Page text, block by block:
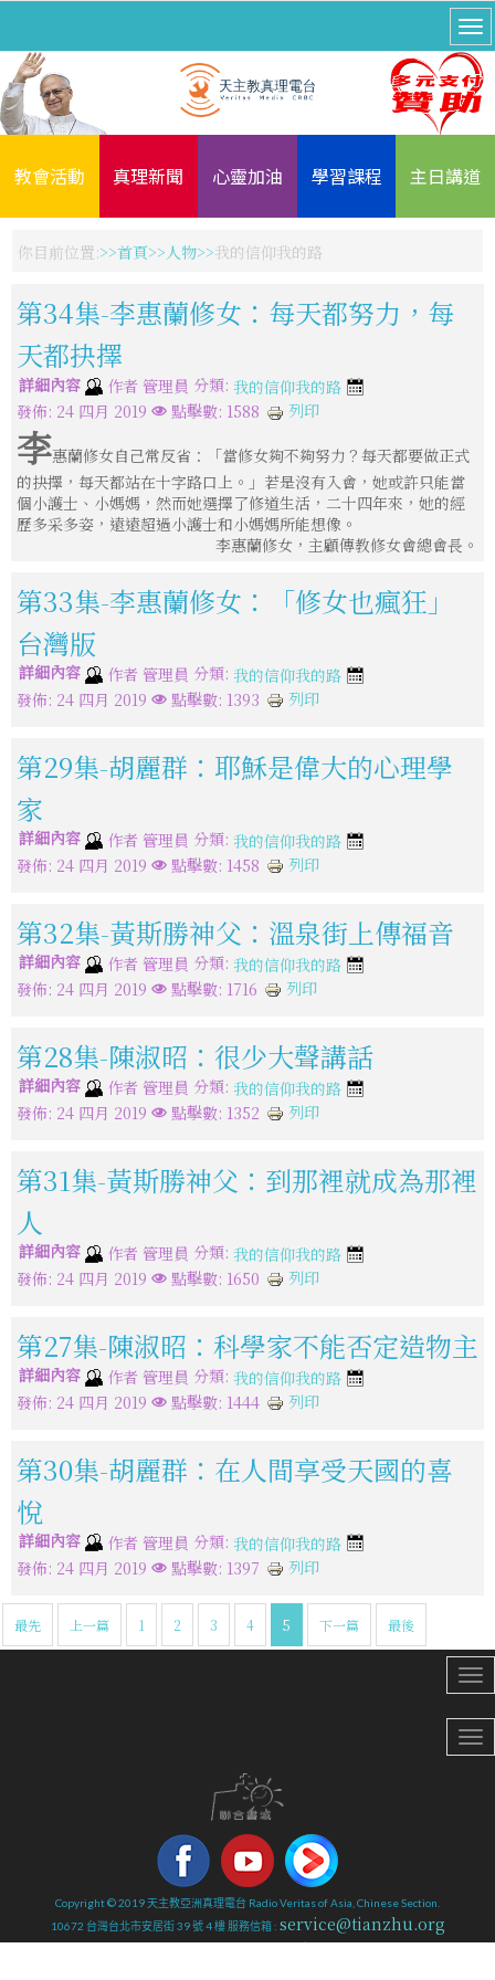
教會活動 真理新聞 心靈加油 學習課程 主日講道
你目前位置: 首頁 人物 我的信仰我的路
第34集-李惠蘭修女：每天都努力，每
天都抉擇
詳細內容 作者 管理員 分類: 我的信仰我的路
發佈: 24 四月 2019
點擊數: 1588 列印
李惠蘭修女自己常反省：「當修女夠不夠努力？每天都要做正式
的抉擇，每天都站在十字路口上。」若是沒有入會，她或許只能當
個小護士、小媽媽，然而她選擇了修道生活，二十四年來，她的經
歷多采多姿，遠遠超過小護士和小媽媽所能想像。
李惠蘭修女，主顧傳教修女會總會長。
第33集-李惠蘭修女：「修女也瘋狂」
台灣版
詳細內容 作者 管理員 分類: 我的信仰我的路
發佈: 24 四月 2019
點擊數: 1393 列印
第29集-胡麗群：耶穌是偉大的心理學
家
詳細內容 作者 管理員 分類: 我的信仰我的路
發佈: 24 四月 2019
點擊數: 1458 列印
第32集-黃斯勝神父：溫泉街上傳福音
詳細內容 作者 管理員 分類: 我的信仰我的路
發佈: 24 四月 2019
點擊數: 1716 列印
第28集-陳淑昭：很少大聲講話
詳細內容 作者 管理員 分類: 我的信仰我的路
發佈: 24 四月 2019
點擊數: 1352 列印
第31集-黃斯勝神父：到那裡就成為那裡
人
詳細內容 作者 管理員 分類: 我的信仰我的路
發佈: 24 四月 2019
點擊數: 1650 列印
第27集-陳淑昭：科學家不能否定造物主
詳細內容 作者 管理員 分類: 我的信仰我的路
發佈: 24 四月 2019
點擊數: 1444 列印
第30集-胡麗群：在人間享受天國的喜
悅
詳細內容 作者 管理員 分類: 我的信仰我的路
發佈: 24 四月 2019
點擊數: 1397 列印
最先 上一篇 1 2 3 4 5 下一篇 最後
Copyright © 2019 天主教亞洲真理電台 Radio Veritas of Asia, Chinese Section.
10672 台灣台北市安居街 39 號 4 樓 服務信箱 : service@tianzhu.org
4F, No.39, Anju St., Da’an Dist., Taipei City 10672, Taiwan. Tel：886-2-8732-5220 886-2-8732-5230